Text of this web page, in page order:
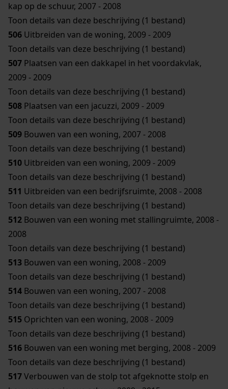
kap op de schuur, 2007 - 2008
Toon details van deze beschrijving (1 bestand)
506 Uitbreiden van de woning, 2009 - 2009
Toon details van deze beschrijving (1 bestand)
507 Plaatsen van een dakkapel in het voordakvlak,
2009 - 2009
Toon details van deze beschrijving (1 bestand)
508 Plaatsen van een jacuzzi, 2009 - 2009
Toon details van deze beschrijving (1 bestand)
509 Bouwen van een woning, 2007 - 2008
Toon details van deze beschrijving (1 bestand)
510 Uitbreiden van een woning, 2009 - 2009
Toon details van deze beschrijving (1 bestand)
511 Uitbreiden van een bedrijfsruimte, 2008 - 2008
Toon details van deze beschrijving (1 bestand)
512 Bouwen van een woning met stallingruimte, 2008 -
2008
Toon details van deze beschrijving (1 bestand)
513 Bouwen van een woning, 2008 - 2009
Toon details van deze beschrijving (1 bestand)
514 Bouwen van een woning, 2007 - 2008
Toon details van deze beschrijving (1 bestand)
515 Oprichten van een woning, 2008 - 2009
Toon details van deze beschrijving (1 bestand)
516 Bouwen van een woning met berging, 2008 - 2009
Toon details van deze beschrijving (1 bestand)
517Verbouwen van de stolp tot afgeknotte stolp en